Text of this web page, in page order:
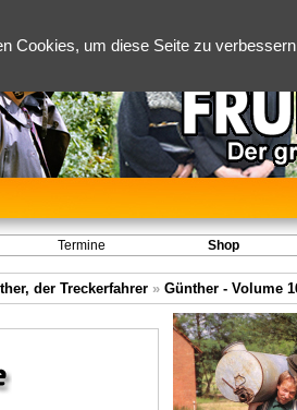
Cookies, um diese Seite zu
Termine Shop
der Treckerfahrer » Günther - Volume